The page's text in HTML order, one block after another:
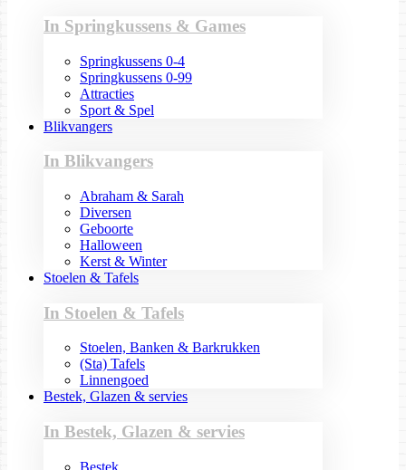
In Springkussens & Games
Springkussens 0-4
Springkussens 0-99
Attracties
Sport & Spel
Blikvangers
In Blikvangers
Abraham & Sarah
Diversen
Geboorte
Halloween
Kerst & Winter
Stoelen & Tafels
In Stoelen & Tafels
Stoelen, Banken & Barkrukken
(Sta) Tafels
Linnengoed
Bestek, Glazen & servies
In Bestek, Glazen & servies
Bestek